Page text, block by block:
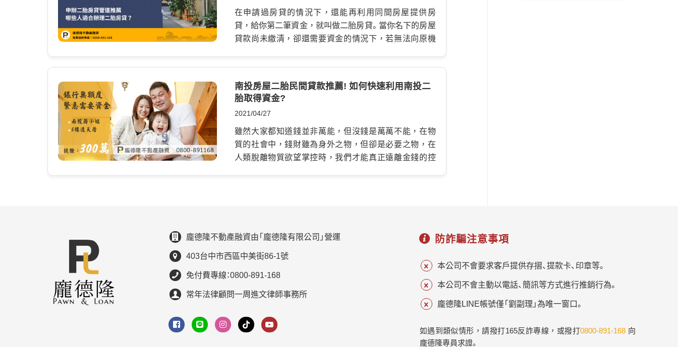
壓力重，假日永遠比別人忙。 尤其碰到連假、寒暑假，幾
乎天天都在處理客訴、訂房、清潔調度，很少真正陪家人
吃頓飯。 有一次孩子發燒，他人在旅館處理客人問題，
後的霧氣、晚上滿天星空，讓趙老闆第一次有種「想慢下
來生活」的念頭。 他開始萌生：如果能在南投開一間民
宿，也許就不用再每天被工作追著跑。 南投民宿很好賺？
很多人忽略了這件事 很多人看到南投觀光人潮，就覺得
民宿很好經營？ 實際上，南投民宿競爭非常激烈！ 尤其清
境、日月潭、鹿谷一帶，幾乎每隔幾百公尺就有一家民宿。
評論，才發現真正的原因。 很多客人都留言： …
在申請過房貸的情況下，還能再利用同間房屋提供房
貸，給你第二筆資金，就叫做二胎房貸。當你名下的房屋
貸款尚未繳清，卻還需要資金的情況下，若無法向原機
是二胎房貸名稱的由來。 二胎房貸與第一順位有差嗎？
二胎房貸是指房屋設定第二順位抵押權，原因是前一筆
房貸尚未清償，因此若真的不幸，借款人的房屋進入法
拍程序，拍賣的獲利會先清償第一順位抵押權的債權
人，剩下的才還給第二順位抵押權的債權人。 舉例來說：
阿民買房共貸了800萬，如今剩下400萬的時候，又向其
則為阿民的收益。 第二種：償還給二胎機構某些人難過 房
多萬償還給二胎機構，但由於並未清償，因此阿民之後
每個月薪水還得扣1/3給二胎機構，藉此還款。 也就是說
設定第二順位抵押權的風險較高，這也是為何二胎房貸
的設定利率通常比銀行高的原因。 二胎房貸有哪些管道
關業務，例如國泰、台新等等，若你的資格符合銀行條
件，就能申請到最高500萬內、還款期限15年、利率3%左
南投房屋二胎民間貸款推薦! 如何快速利用南投二
胎取得資金?
2021/04/27
雖然大家都知道錢並非萬能，但沒錢是萬萬不能，在物
質的社會中，錢財雖為身外之物，但卻是必要之物，在
人類脫離物質欲望掌控時，我們才能真正遠離金錢的控
龐德隆不動產融資由「龐德隆有限公司」營運
403台中市西區中美街86-1號
免付費專線：0800-891-168
常年法律顧問一周進文律師事務所
防詐騙注意事項
本公司不會要求客戶提供存摺、提款卡、印章等。
本公司不會主動以電話、簡訊等方式進行推銷行為。
龐德隆LINE帳號僅「劉副理」為唯一窗口。
如遇到類似情形，請撥打165反詐專線，或撥打0800-891-168 向
龐德隆專員求證。